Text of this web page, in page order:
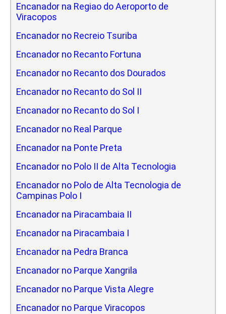
Encanador na Regiao do Aeroporto de
Viracopos
Encanador no Recreio Tsuriba
Encanador no Recanto Fortuna
Encanador no Recanto dos Dourados
Encanador no Recanto do Sol II
Encanador no Recanto do Sol I
Encanador no Real Parque
Encanador na Ponte Preta
Encanador no Polo II de Alta Tecnologia
Encanador no Polo de Alta Tecnologia de
Campinas Polo I
Encanador na Piracambaia II
Encanador na Piracambaia I
Encanador na Pedra Branca
Encanador no Parque Xangrila
Encanador no Parque Vista Alegre
Encanador no Parque Viracopos